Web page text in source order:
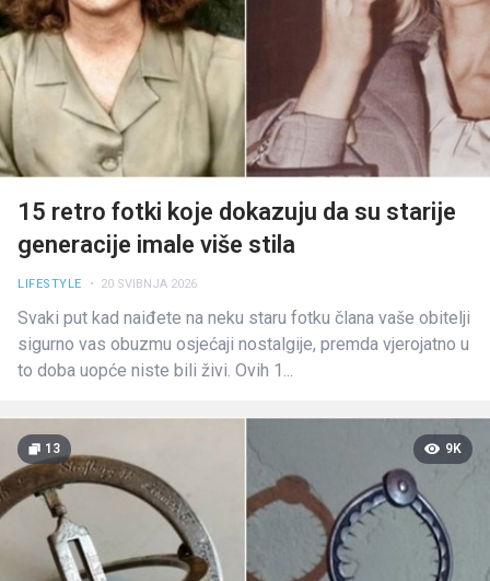
15 retro fotki koje dokazuju da su starije
generacije imale više stila
LIFESTYLE • 20 SVIBNJA 2026
Svaki put kad naiđete na neku staru fotku člana vaše obitelji
sigurno vas obuzmu osjećaji nostalgije, premda vjerojatno u
to doba uopće niste bili živi. Ovih 1...
13 9K